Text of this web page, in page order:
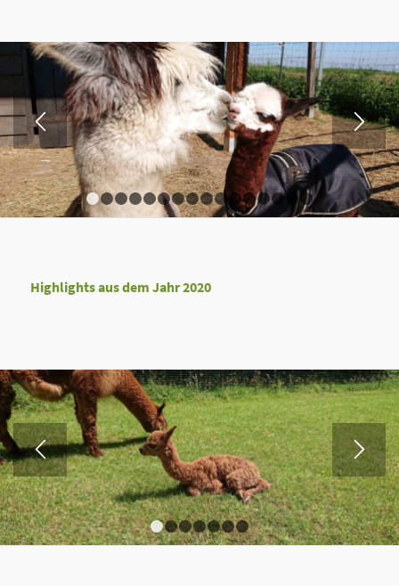
1 2 3 4 5 6 7 8 9 10111213 1415
Highlights aus dem Jahr 2020
1 2 3 4 5 6 7